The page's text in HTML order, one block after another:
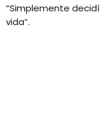
“Simplemente
vida”.